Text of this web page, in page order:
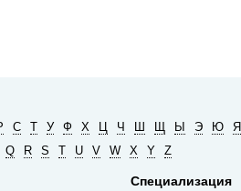
С Т У Ф Х Ц Ч Ш Щ Ы Э Ю
Я
Q R S T U V W X Y Z
Специализация